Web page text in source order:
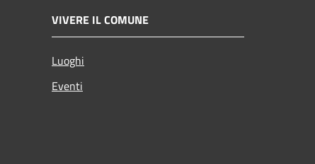
VIVERE IL COMUNE
Luoghi
Eventi